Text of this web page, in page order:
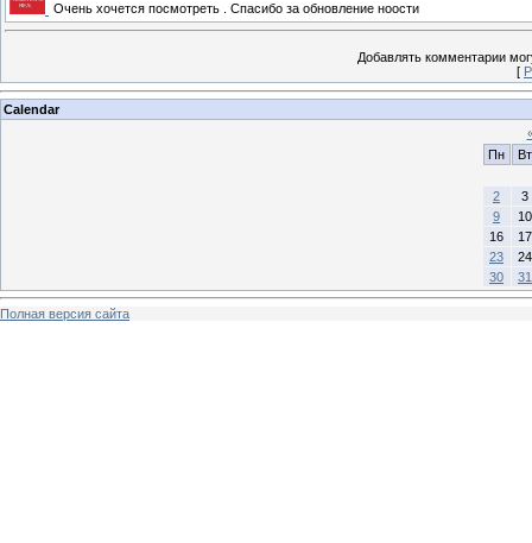
Очень хочется посмотреть . Спасибо за обновление ноости
Добавлять комментарии
[
Calendar
Пн
Вт
2
3
9
10
16
17
23
24
30
31
Полная версия сайта